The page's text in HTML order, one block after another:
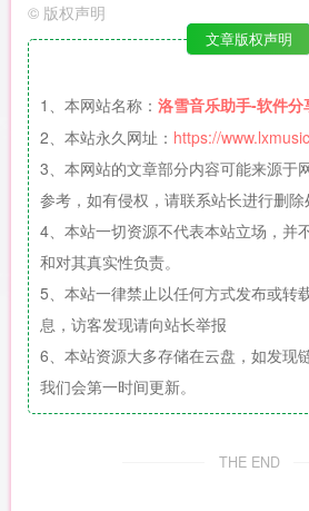
© 版权声明
文章版权声明
1、本网站名称： 洛雪音乐助手-软件分
2、本站永久网址： https://
3、本网站的文章部分内容可能来源于
参考，如有侵权，请联系站长进行删除
4、本站一切资源不代表本站立场，并
和对其真实性负责。
5、本站一律禁止以任何方式发布或转
息，访客发现请向站长举报
6、本站资源大多存储在云盘，如发现
我们会第一时间更新。
THE END